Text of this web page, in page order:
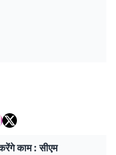
काम : सीएम